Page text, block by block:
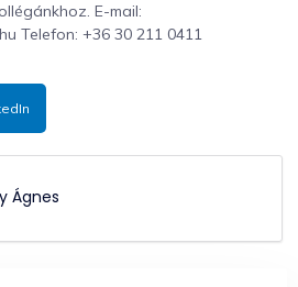
E-mail:
Telefon: ‭+36 30 211 0411‬
Ágnes